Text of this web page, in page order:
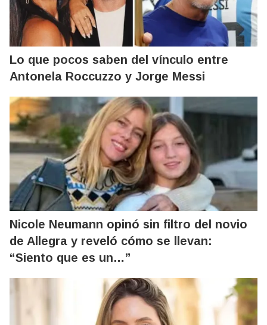
Lo que pocos saben del vínculo entre
Antonela Roccuzzo y Jorge Messi
Nicole Neumann opinó sin filtro del novio
de Allegra y reveló cómo se llevan:
“Siento que es un…”